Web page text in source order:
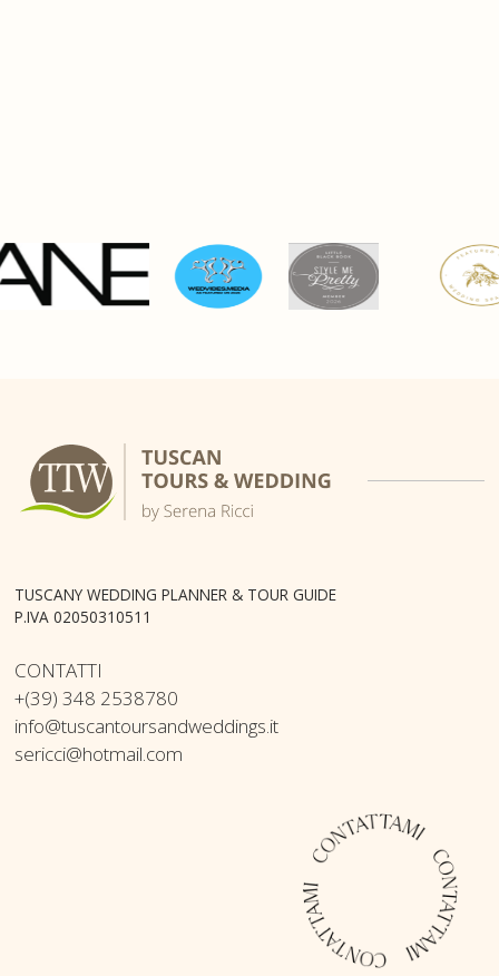
TUSCANY WEDDING PLANNER & TOUR GUIDE
P.IVA 02050310511
CONTATTI
+(39) 348 2538780
info@tuscantoursandweddings.it
sericci@hotmail.com